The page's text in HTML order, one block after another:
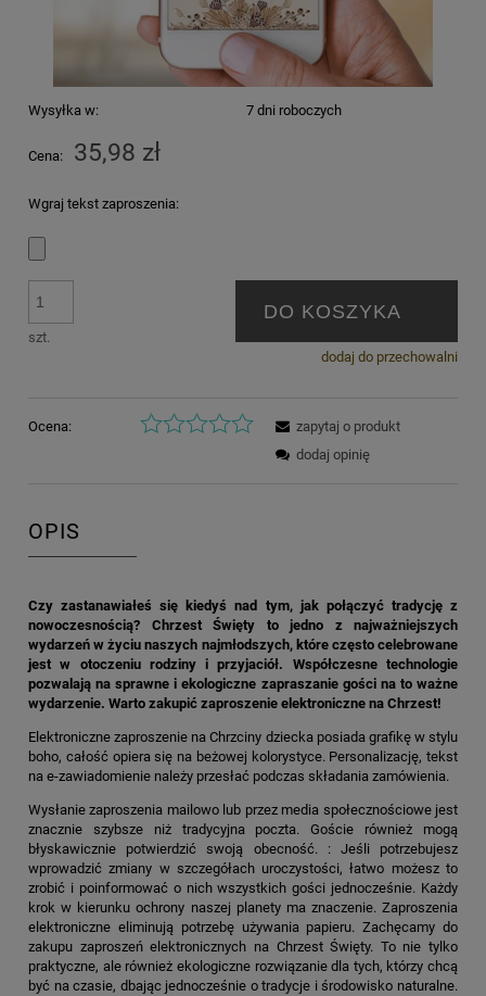
Wysyłka w: 7 dni roboczych
Cena: 35,98 zł
Wgraj tekst zaproszenia:
szt.
DO KOSZYKA
dodaj do przechowalni
Ocena:
zapytaj o produkt
dodaj opinię
OPIS
Czy zastanawiałeś się kiedyś nad tym, jak połączyć tradycję z
nowoczesnością? Chrzest Święty to jedno z najważniejszych
wydarzeń w życiu naszych najmłodszych, które często celebrowane
jest w otoczeniu rodziny i przyjaciół. Współczesne technologie
pozwalają na sprawne i ekologiczne zapraszanie gości na to ważne
wydarzenie. Warto zakupić zaproszenie elektroniczne na Chrzest!
Elektroniczne zaproszenie na Chrzciny dziecka posiada grafikę w stylu
boho, całość opiera się na beżowej kolorystyce. Personalizację, tekst
na e-zawiadomienie należy przesłać podczas składania zamówienia.
Wysłanie zaproszenia mailowo lub przez media społecznościowe jest
znacznie szybsze niż tradycyjna poczta. Goście również mogą
błyskawicznie potwierdzić swoją obecność. : Jeśli potrzebujesz
wprowadzić zmiany w szczegółach uroczystości, łatwo możesz to
zrobić i poinformować o nich wszystkich gości jednocześnie. Każdy
krok w kierunku ochrony naszej planety ma znaczenie. Zaproszenia
elektroniczne eliminują potrzebę używania papieru. Zachęcamy do
zakupu zaproszeń elektronicznych na Chrzest Święty. To nie tylko
praktyczne, ale również ekologiczne rozwiązanie dla tych, którzy chcą
być na czasie, dbając jednocześnie o tradycje i środowisko naturalne.